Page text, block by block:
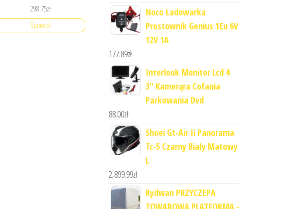
298.75zł
Sprawdź
Noco Ładowarka
Prostownik Genius 1Eu 6V
12V 1A
177.89zł
Interlook Monitor Lcd 4
3'' Kamerąra Cofania
Parkowania Dvd
88.00zł
Shoei Gt-Air Ii Panorama
Tc-5 Czarny Biały Matowy
L
2,899.99zł
Rydwan PRZYCZEPA
TOWAROWA PLATFORMA -